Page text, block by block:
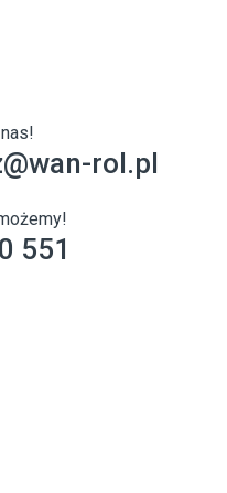
rol.pl
551